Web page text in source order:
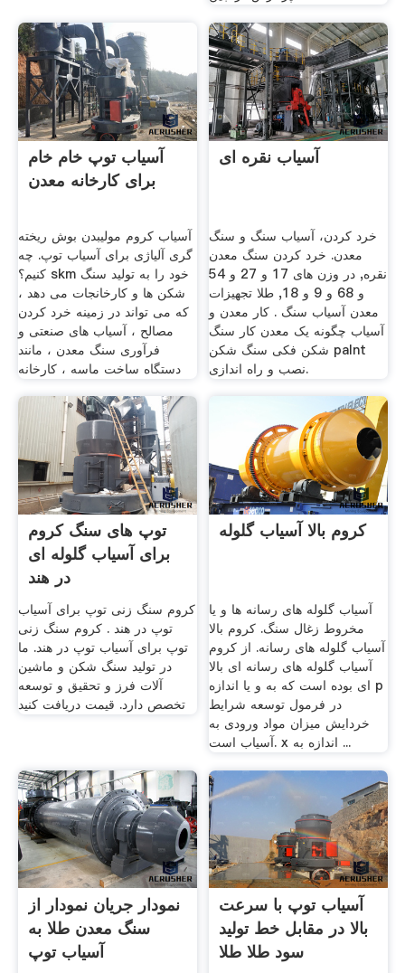
آسیاب توپ خام خام
برای کارخانه معدن
آسیاب کروم مولیبدن بوش ریخته
گری آلیاژی برای آسیاب توپ. چه
کنیم؟ skm خود را به تولید سنگ
شکن ها و کارخانجات می دهد ،
که می تواند در زمینه خرد کردن
مصالح ، آسیاب های صنعتی و
فرآوری سنگ معدن ، مانند
دستگاه ساخت ماسه ، کارخانه
آسیاب نقره ای
خرد کردن، آسیاب سنگ و سنگ
معدن. خرد کردن سنگ معدن
نقره, در وزن های 17 و 27 و 54
و 68 و 9 و 18, طلا تجهیزات
معدن آسیاب سنگ . کار معدن و
آسیاب چگونه یک معدن کار سنگ
شکن فکی سنگ شکن palnt
نصب و راه اندازی.
توپ های سنگ کروم
برای آسیاب گلوله ای
در هند
کروم سنگ زنی توپ برای آسیاب
توپ در هند . کروم سنگ زنی
توپ برای آسیاب توپ در هند. ما
در تولید سنگ شکن و ماشین
آلات فرز و تحقیق و توسعه
تخصص دارد. قیمت دریافت کنید
کروم بالا آسیاب گلوله
آسیاب گلوله های رسانه ها و یا
مخروط زغال سنگ. کروم بالا
آسیاب گلوله های رسانه. از کروم
آسیاب گلوله های رسانه ای بالا
ای بوده است که به و یا اندازه p
در فرمول توسعه شرایط
خردایش میزان مواد ورودی به
آسیاب است. x اندازه به ...
نمودار جریان نمودار از
سنگ معدن طلا به
آسیاب توپ
آسیاب توپ با سرعت
بالا در مقابل خط تولید
سود طلا طلا